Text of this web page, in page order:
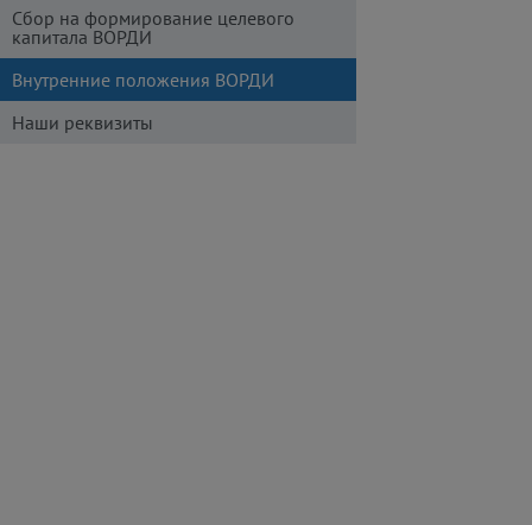
Сбор на формирование целевого
капитала ВОРДИ
Внутренние положения ВОРДИ
Наши реквизиты